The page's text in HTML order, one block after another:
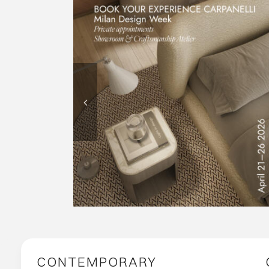
2026, CARPANELLI HA
APERTO LE PORTE DEL
PROPRIO SHOWROOM E
DELLA FALEGNAMERIA,
OFFRENDO AI VISITATORI
UN’ESPERIENZA
ESCLUSIVA ALLA
SCOPERTA
DELL’ECCELLENZA
ARTIGIANALE, TRA
TRADIZIONE E
CONTEMPORARY